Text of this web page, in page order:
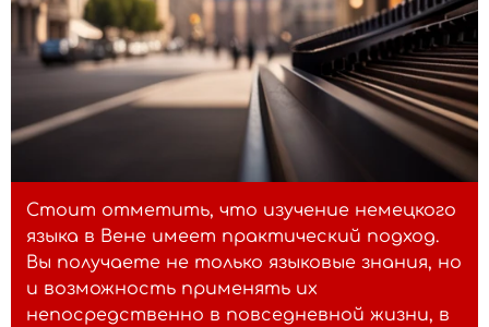
Австрийский диалект: "Wia
g'frein uns aufs Feschtl!"
- Стандартный немецкий: "Wie freuen
uns auf das Fest!"
is ollas fesch!"
- Стандартный немецкий: "Das ist
alles in Ordnung!"
Стоит отметить, что изучение немецкого
языка в Вене имеет практический подход.
Вы получаете не только языковые знания, но
и возможность применять их
непосредственно в повседневной жизни, в